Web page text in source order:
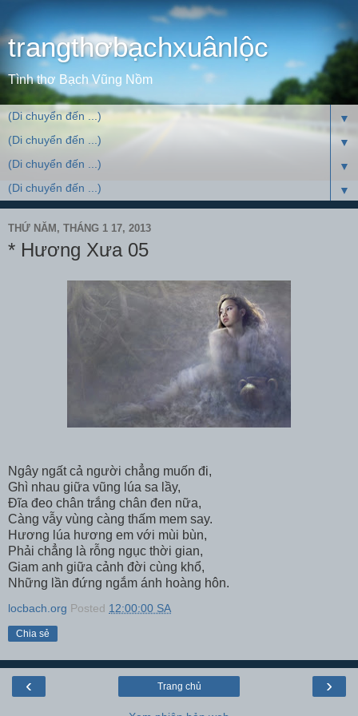
trangthơbạchxuânlộc
Tình thơ Bạch Vũng Nồm
▼
▼
▼
▼
THỨ NĂM, THÁNG 1 17, 2013
* Hương Xưa 05
Ngây ngất cả người chẳng muốn đi,
Ghì nhau giữa vũng lúa sa lầy,
Đĩa đeo chân trắng chân đen nữa,
Càng vẫy vùng càng thấm mem say.
Hương lúa hương em với mùi bùn,
Phải chẳng là rỗng ngục thời gian,
Giam anh giữa cảnh đời cùng khổ,
Những lần đứng ngắm ánh hoàng hôn.
locbach.org Posted 12:00:00 SA
Chia sẻ
‹ ›
Trang chủ